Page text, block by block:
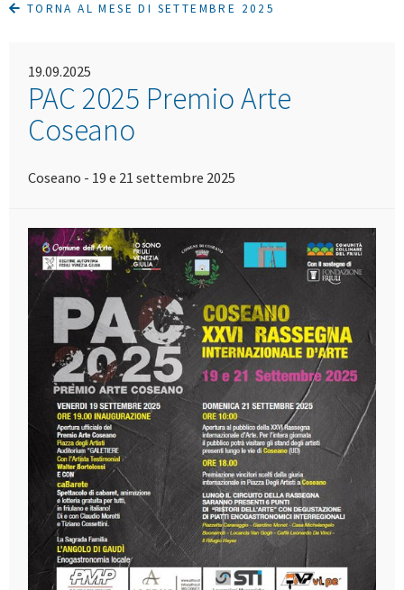
TORNA AL MESE DI SETTEMBRE 2025
19.09.2025
PAC 2025 Premio Arte
Coseano
Coseano - 19 e 21 settembre 2025